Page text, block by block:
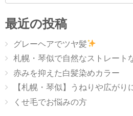
最近の投稿
グレーヘアでツヤ髪
札幌・琴似で自然なストレート
赤みを抑えた白髪染めカラー
【札幌・琴似】うねりや広が
くせ毛でお悩みの方